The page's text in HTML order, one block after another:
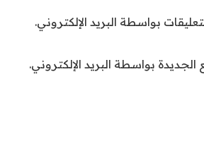
بواسطة البريد الإلكتروني.
بواسطة البريد الإلكتروني.